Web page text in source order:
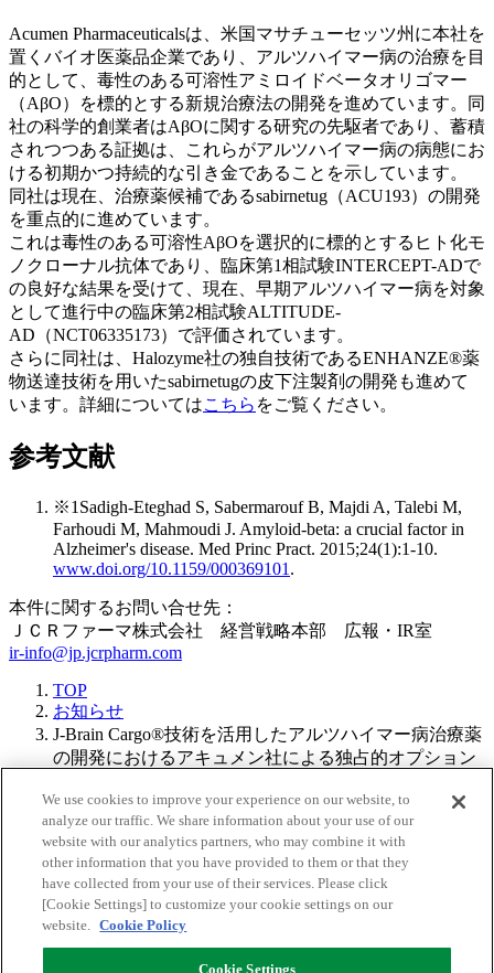
Acumen Pharmaceuticalsは、米国マサチューセッツ州に本社を
置くバイオ医薬品企業であり、アルツハイマー病の治療を目
的として、毒性のある可溶性アミロイドベータオリゴマー
（AβO）を標的とする新規治療法の開発を進めています。同
社の科学的創業者はAβOに関する研究の先駆者であり、蓄積
されつつある証拠は、これらがアルツハイマー病の病態にお
ける初期かつ持続的な引き金であることを示しています。
同社は現在、治療薬候補であるsabirnetug（ACU193）の開発
を重点的に進めています。
これは毒性のある可溶性AβOを選択的に標的とするヒト化モ
ノクローナル抗体であり、臨床第1相試験INTERCEPT-ADで
の良好な結果を受けて、現在、早期アルツハイマー病を対象
として進行中の臨床第2相試験ALTITUDE-
AD（NCT06335173）で評価されています。
さらに同社は、Halozyme社の独自技術であるENHANZE®薬
物送達技術を用いたsabirnetugの皮下注製剤の開発も進めて
います。詳細についてはこちら をご覧ください。
参考文献
※1 Sadigh-Eteghad S, Sabermarouf B, Majdi A, Talebi M,
Farhoudi M, Mahmoudi J. Amyloid-beta: a crucial factor in
Alzheimer's disease. Med Princ Pract. 2015;24(1):1-10.
www.doi.org/10.1159/000369101 .
本件に関するお問い合せ先：
ＪＣＲファーマ株式会社 経営戦略本部 広報・IR室
ir-info@jp.jcrpharm.com
TOP
お知らせ
J-Brain Cargo®技術を活用したアルツハイマー病治療薬
の開発におけるアキュメン社による独占的オプション
ログラムが進行中－
Back to Top
サイトマップ
個人情報保護方針
We use cookies to improve your experience on our website, to
analyze our traffic. We share information about your use of our
website with our analytics partners, who may combine it with
other information that you have provided to them or that they
have collected from your use of their services. Please click
[Cookie Settings] to customize your cookie settings on our
website. Cookie Policy
Cookie Settings